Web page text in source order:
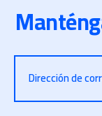
Dirección de